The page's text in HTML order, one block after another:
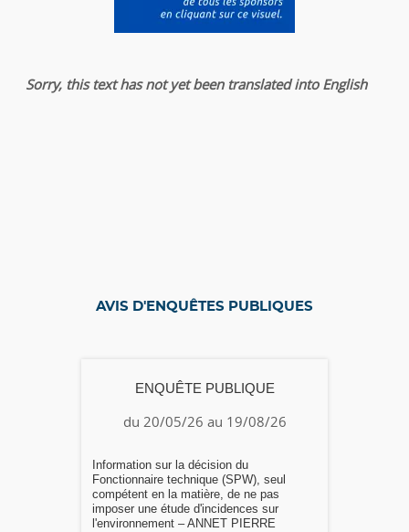
Sorry, this text has not yet been translated into English
AVIS D'ENQUÊTES PUBLIQUES
ENQUÊTE PUBLIQUE
du 20/05/26 au 19/08/26
Information sur la décision du
Fonctionnaire technique (SPW), seul
compétent en la matière, de ne pas
imposer une étude d'incidences sur
l'environnement – ANNET PIERRE